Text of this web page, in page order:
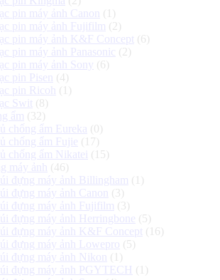
pin máy ảnh Canon
(1)
pin máy ảnh Fujifilm (2)
pin máy ảnh K&F Concept (6)
pin máy ảnh Panasonic (2)
pin máy ảnh Sony (6)
pin Pisen
(4)
pin Ricoh
(1)
Swit (8)
ẩm (32)
chống ẩm Eureka (0)
chống ẩm Fujie (17)
chống ẩm Nikatei (15)
máy ảnh
(46)
đựng máy ảnh Billingham (1)
đựng máy ảnh Canon
(3)
đựng máy ảnh Fujifilm (3)
đựng máy ảnh Herringbone (5)
đựng máy ảnh K&F Concept (16)
đựng máy ảnh Lowepro (5)
đựng máy ảnh Nikon
(1)
đựng máy ảnh PGYTECH
(1)